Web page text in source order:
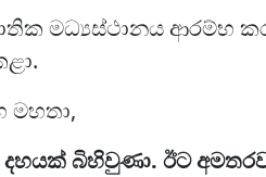
මධ්‍යස්ථානය ආරම්භ
මහතා,
දහයක් බිහිවුණා. ඊට